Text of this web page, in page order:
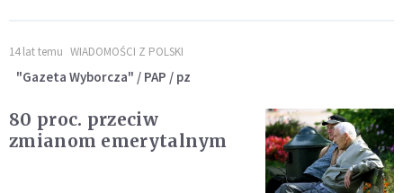
14 lat temu WIADOMOŚCI Z POLSKI
"Gazeta Wyborcza" / PAP / pz
80 proc. przeciw
zmianom emerytalnym